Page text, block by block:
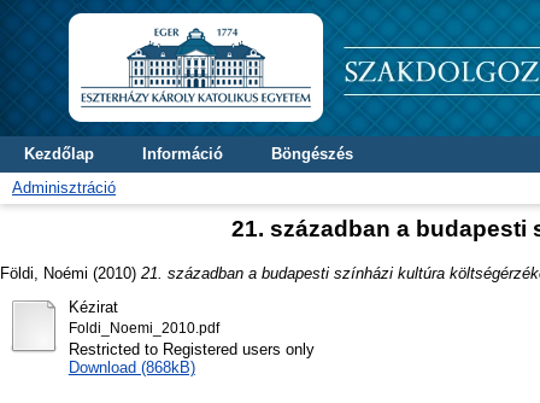
Kezdőlap Információ
Böngészés
Adminisztráció
21. században a
Földi, Noémi (2010) 21. században a budapesti színházi kultúra
Kézirat
Foldi_Noemi_2010.pdf
Restricted to Registered users only
Download (868kB)